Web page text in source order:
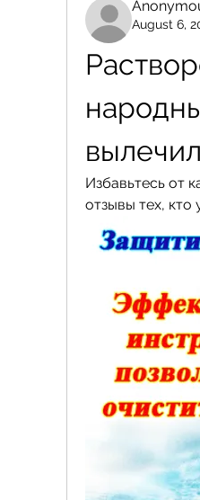
August 6,
Избавьтесь от
отзывы тех,